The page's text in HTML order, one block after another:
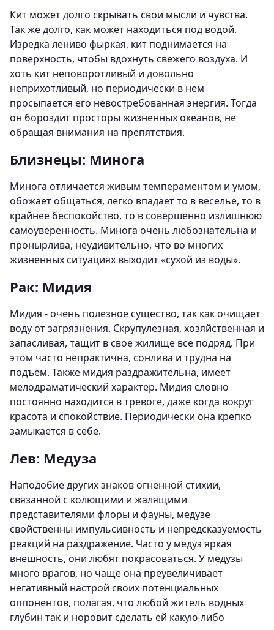
Кит может долго скрывать свои мысли и чувства.
Так же долго, как может находиться под водой.
Изредка лениво фыркая, кит поднимается на
поверхность, чтобы вдохнуть свежего воздуха. И
хоть кит неповоротливый и довольно
неприхотливый, но периодически в нем
просыпается его невостребованная энергия. Тогда
он бороздит просторы жизненных океанов, не
обращая внимания на препятствия.
Близнецы: Минога
Минога отличается живым темпераментом и умом,
обожает общаться, легко впадает то в веселье, то в
крайнее беспокойство, то в совершенно излишнюю
самоуверенность. Минога очень любознательна и
пронырлива, неудивительно, что во многих
жизненных ситуациях выходит «сухой из воды».
Рак: Мидия
Мидия - очень полезное существо, так как очищает
воду от загрязнения. Скрупулезная, хозяйственная и
запасливая, тащит в свое жилище все подряд. При
этом часто непрактична, сонлива и трудна на
подъем. Также мидия раздражительна, имеет
мелодраматический характер. Мидия словно
постоянно находится в тревоге, даже когда вокруг
красота и спокойствие. Периодически она крепко
замыкается в себе.
Лев: Медуза
Наподобие других знаков огненной стихии,
связанной с колющими и жалящими
представителями флоры и фауны, медузе
свойственны импульсивность и непредсказуемость
реакций на раздражение. Часто у медуз яркая
внешность, они любят покрасоваться. У медузы
много врагов, но чаще она преувеличивает
негативный настрой своих потенциальных
оппонентов, полагая, что любой житель водных
глубин так и норовит сделать ей какую-либо